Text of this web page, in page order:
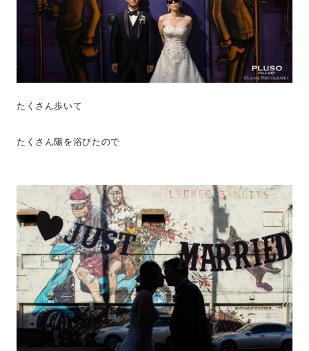
たくさん歩いて
たくさん陽を浴びたので